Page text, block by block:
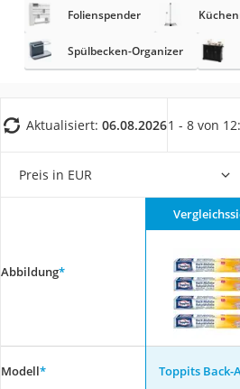
Folienspender
Spülbecken-Organizer
Aktualisiert: 06.08.20261 - 8 von 12:
Preis in EUR
Abbildung*
Modell* Toppits Back-